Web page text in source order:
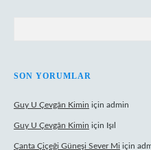
SON YORUMLAR
Guy U Çevgân Kimin için admin
Guy U Çevgân Kimin için Işıl
Çanta Çiçeği Güneşi Sever Mi için